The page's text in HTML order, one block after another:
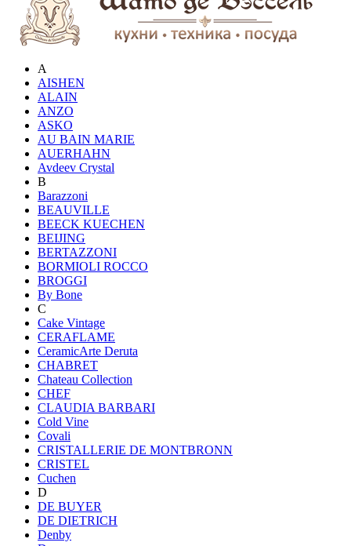
A
AISHEN
ALAIN
ANZO
ASKO
AU BAIN MARIE
AUERHAHN
Avdeev Crystal
B
Barazzoni
BEAUVILLE
BEECK KUECHEN
BEIJING
BERTAZZONI
BORMIOLI ROCCO
BROGGI
By Bone
C
Cake Vintage
CERAFLAME
CeramicArte Deruta
CHABRET
Chateau Collection
CHEF
CLAUDIA BARBARI
Cold Vine
Covali
CRISTALLERIE DE MONTBRONN
CRISTEL
Cuchen
D
DE BUYER
DE DIETRICH
Denby